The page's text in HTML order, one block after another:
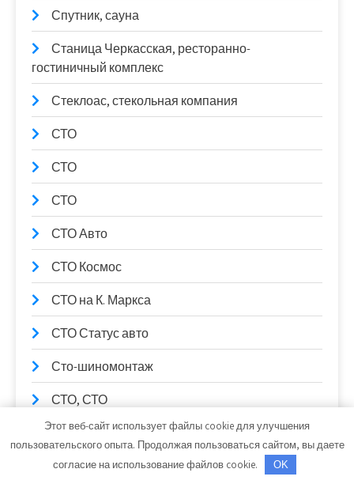
Спутник, сауна
Станица Черкасская, ресторанно-
гостиничный комплекс
Стеклоас, стекольная компания
СТО
СТО
СТО
СТО Авто
СТО Космос
СТО на К. Маркса
СТО Статус авто
Сто-шиномонтаж
СТО, СТО
СТОнаЛазо
Страница 1
Этот веб-сайт использует файлы cookie для улучшения
пользовательского опыта. Продолжая пользоваться сайтом, вы даете
согласие на использование файлов cookie.
OK